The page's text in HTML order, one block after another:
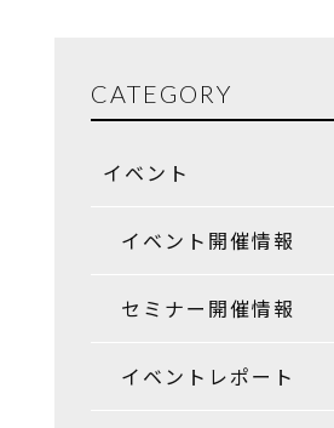
CATEGORY
イベント
イベント開催情報
セミナー開催情報
イベントレポート